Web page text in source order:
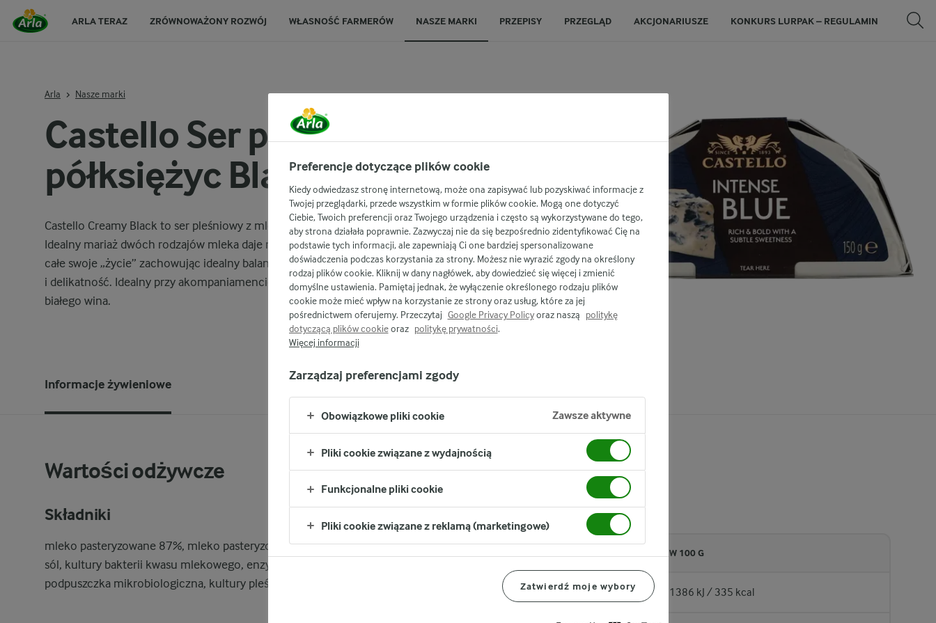
ARLA TERAZ ZRÓWNOWAŻONY ROZWÓJ WŁASNOŚĆ FARMERÓW NASZE MARKI PRZEPISY PRZEGLĄD AKCJONARIUSZE KONKURS LURPAK – REGULAMIN
Arla Nasze marki
Castello Ser pleśniowy
półksiężyc Black 150 g
Castello Creamy Black to ser pleśniowy z mleka krowiego z dodatkiem mleka owczego.
Idealny mariaż dwóch rodzajów mleka daje niezrównany smak i aromat, a ser dojrzewa przez
całe swoje „życie” zachowując idealny balans smaku. Ma wyjątkową, kremową konsystencję
i delikatność. Idealny przy akompaniamencie owoców, włoskiego pieczywa i słodkiego
białego wina.
Informacje żywieniowe
Wartości odżywcze
Składniki
mleko pasteryzowane 87%, mleko pasteryzowane owcze 10%,
sól, kultury bakterii kwasu mlekowego, enzym koagulujący:
podpuszczka mikrobiologiczna, kultury pleśniowe.
W 100 G
1386 kJ / 335 kcal
Preferencje dotyczące plików cookie
Kiedy odwiedzasz stronę internetową, może ona zapisywać lub pozyskiwać informacje z
Twojej przeglądarki, przede wszystkim w formie plików cookie. Mogą one dotyczyć
Ciebie, Twoich preferencji oraz Twojego urządzenia i często są wykorzystywane do tego,
aby strona działała poprawnie. Zazwyczaj nie da się bezpośrednio zidentyfikować Cię na
podstawie tych informacji, ale zapewniają Ci one bardziej spersonalizowane
doświadczenia podczas korzystania za strony. Możesz nie wyrazić zgody na określony
rodzaj plików cookie. Kliknij w dany nagłówek, aby dowiedzieć się więcej i zmienić
domyślne ustawienia. Pamiętaj jednak, że wyłączenie określonego rodzaju plików
cookie może mieć wpływ na korzystanie ze strony oraz usług, które za jej
pośrednictwem oferujemy. Przeczytaj Google Privacy Policyoraz naszą
politykę
dotyczącą plików cookieoraz politykę prywatności.
Więcej informacji
Zarządzaj preferencjami zgody
Obowiązkowe pliki cookie Zawsze aktywne
Pliki cookie związane z wydajnością
Funkcjonalne pliki cookie
Pliki cookie związane z reklamą (marketingowe)
Zatwierdź moje wybory